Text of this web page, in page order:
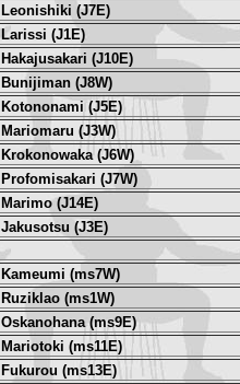
Leonishiki (J7E)
Larissi (J1E)
Hakajusakari (J10E)
Bunijiman (J8W)
Kotononami (J5E)
Mariomaru (J3W)
Krokonowaka (J6W)
Profomisakari (J7W)
Marimo (J14E)
Jakusotsu (J3E)
Kameumi (ms7W)
Ruziklao (ms1W)
Oskanohana (ms9E)
Mariotoki (ms11E)
Fukurou (ms13E)